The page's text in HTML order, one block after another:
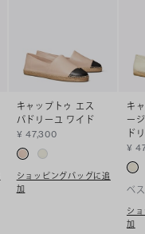
キャップトゥ エス
パドリーユ ワイド
¥ 47,300
ショッピングバッグに追
加
キ
ー
ド
¥
ベ
シ
加